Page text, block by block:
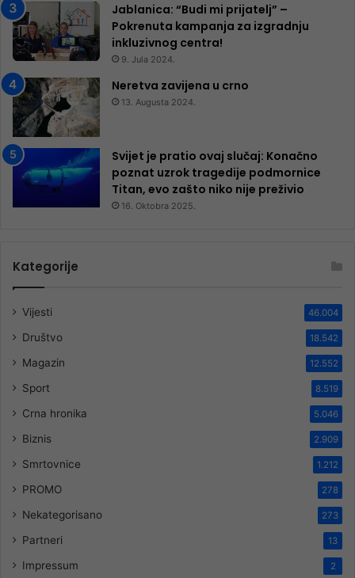
Jablanica: “Budi mi prijatelj” –
Pokrenuta kampanja za izgradnju
inkluzivnog centra!
9. Jula 2024.
Neretva zavijena u crno
13. Augusta 2024.
Svijet je pratio ovaj slučaj: Konačno
poznat uzrok tragedije podmornice
Titan, evo zašto niko nije preživio
16. Oktobra 2025.
Kategorije
Vijesti 46.004
Društvo 18.542
Magazin 12.552
Sport 8.519
Crna hronika 5.046
Biznis 2.909
Smrtovnice 1.212
PROMO 278
Nekategorisano 273
Partneri 13
Impressum 2